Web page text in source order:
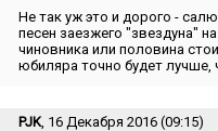
Не так уж это и дорого -
песен заезжего ″звездуна″
чиновника или половина
юбиляра точно будет лучше,
PJK, 16 Декабря 2016 (09:15)